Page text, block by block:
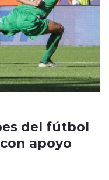
del fútbol
apoyo